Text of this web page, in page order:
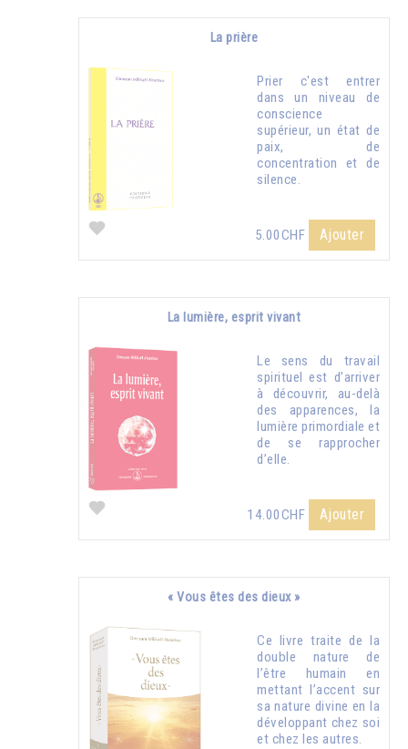
La prière
Prier c'est entrer
dans un niveau de
conscience
supérieur, un état de
paix, de
concentration et de
silence.
5.00CHF Ajouter
La lumière, esprit vivant
Le sens du travail
spirituel est d’arriver
à découvrir, au-delà
des apparences, la
lumière primordiale et
de se rapprocher
d’elle.
14.00CHF Ajouter
« Vous êtes des dieux »
Ce livre traite de la
double nature de
l’être humain en
mettant l’accent sur
sa nature divine en la
développant chez soi
et chez les autres.